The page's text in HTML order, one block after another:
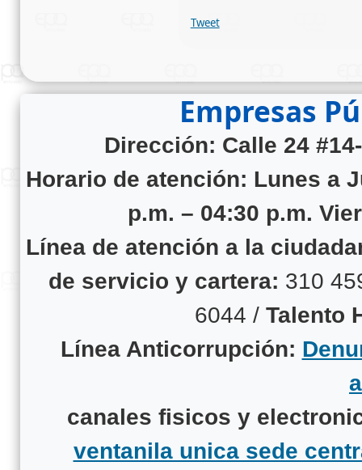
Tweet
Empresas
Dirección: Calle 24
Horario de atención: Lunes a
p.m. – 04:30 p.m.
Línea de atención a la
de servicio y cartera: 310
6044 / Talento
Línea Anticorrupción:
canales fisicos y
ventanila unica sede